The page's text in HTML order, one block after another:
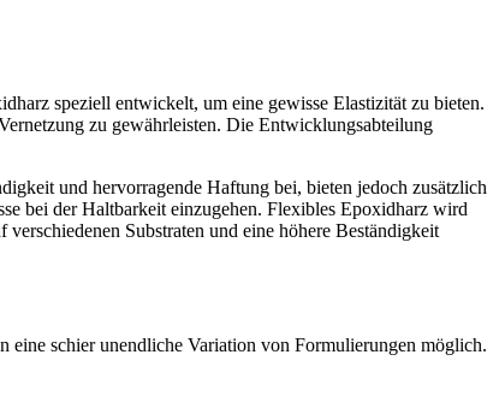
speziell entwickelt, um eine gewisse Elastizität zu bieten.
zu gewährleisten. Die Entwicklungsabteilung
und hervorragende Haftung bei, bieten jedoch zusätzlich
bei der Haltbarkeit einzugehen. Flexibles Epoxidharz wird
Substraten und eine höhere Beständigkeit
schier unendliche Variation von Formulierungen möglich.